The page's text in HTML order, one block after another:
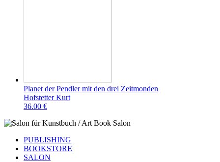
Planet der Pendler mit den drei Zeitmonden
Hofstetter Kurt
36.00 €
PUBLISHING
BOOKSTORE
SALON